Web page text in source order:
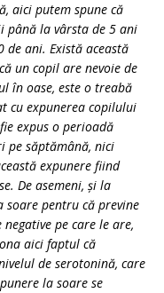
aici putem spune că
până la vârsta de 5 ani
de ani. Există această
un copil are nevoie de
în oase, este o treabă
cu expunerea copilului
expus o perioadă
pe săptămână, nici
expunere fiind
De asemeni, şi la
soare pentru că previne
pe care le are,
aici faptul că
de serotonină, care
la soare se